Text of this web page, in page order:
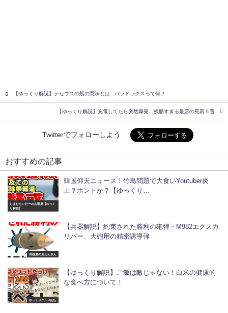
【ゆっくり解説】テセウスの船の意味とは...パラドックスって何？
【ゆっくり解説】充電してたら突然爆発…残酷すぎる最悪の死因５選
Twitterでフォローしよう
おすすめの記事
しまむらいだーのお部屋【ゆっく
り解説】
韓国仰天ニュース！竹島問題で大食いYoutuber炎
上？ホントか？【ゆっくり…
武器屋のおねえさん
【兵器解説】約束された勝利の砲弾・M982エクスカ
リバー、大砲用の精密誘導弾
ゆっくりグルメ紀行
【ゆっくり解説】ご飯は敵じゃない！白米の健康的
な食べ方について！